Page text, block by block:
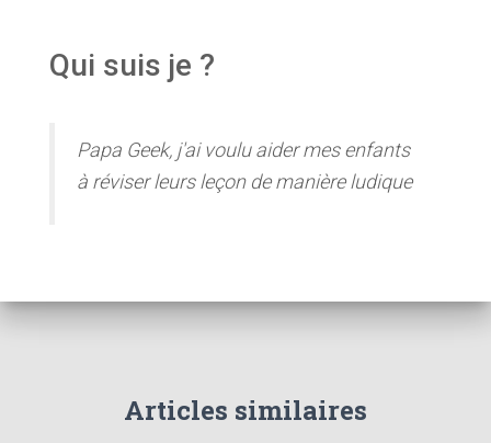
Qui suis je ?
Papa Geek, j'ai voulu aider mes enfants
à réviser leurs leçon de manière ludique
Articles similaires